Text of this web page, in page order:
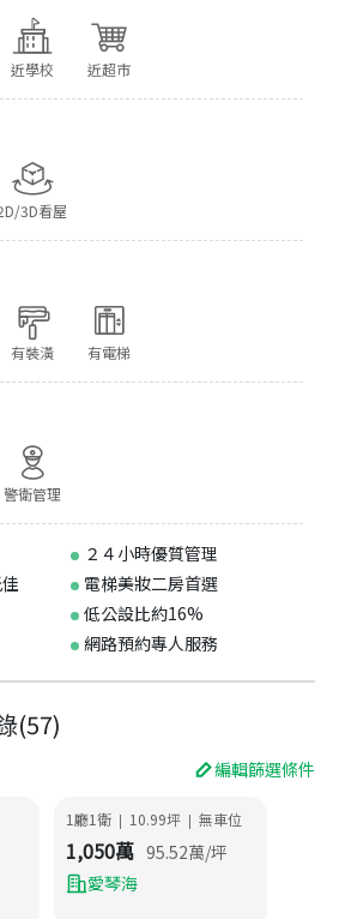
近學校 近超市
3D看屋
有裝潢 有電梯
警衛管理
２４小時優質管理
電梯美妝二房首選
低公設比約16%
網路預約專人服務
(57)
編輯篩選條件
1廳1衛 | 10.99坪 | 無車位
1,050萬 95.52萬/坪
愛琴海